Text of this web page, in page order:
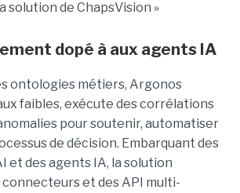
solution de ChapsVision »
dopé à aux agents IA
ontologies métiers, Argonos
faibles, exécute des corrélations
pour soutenir, automatiser
de décision. Embarquant des
et des agents IA, la solution
connecteurs et des API multi-